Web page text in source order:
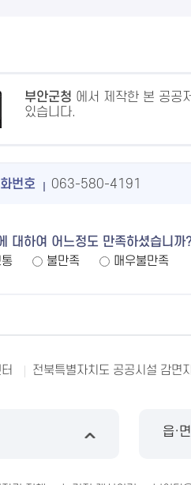
부안군청 에서 제작한 본 공공
있습니다.
번호 063-580-4191
대하여 어느정도 만족하셨습니까
불만족 매우불만족
전북특별자치도 공공시설 감면
읍·면